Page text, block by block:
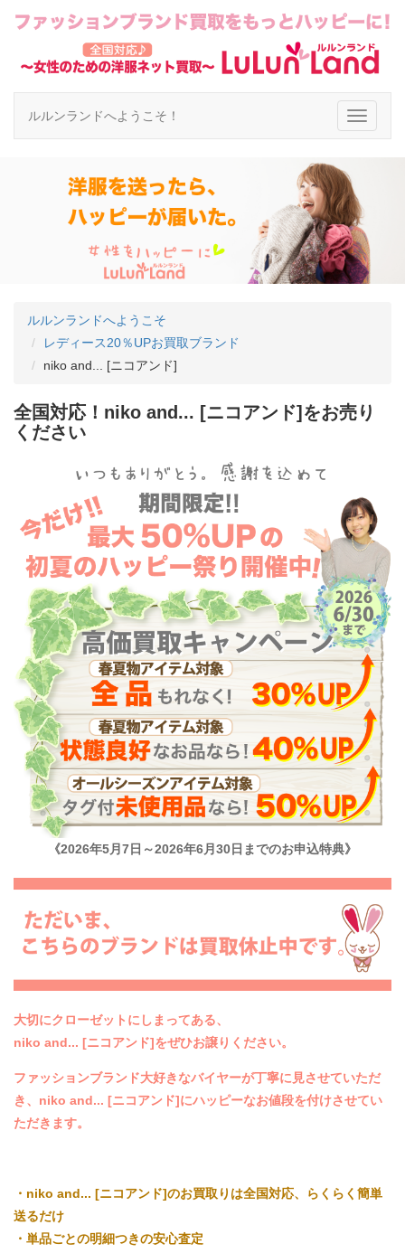
ルルンランドへようこそ！
ルルンランドへようこそ
レディース20％UPお買取ブランド
niko and... [ニコアンド]
全国対応！niko and... [ニコアンド]をお売り
ください
《2026年5月7日～2026年6月30日までのお申込特典》
大切にクローゼットにしまってある、
niko and... [ニコアンド]をぜひお譲りください。
ファッションブランド大好きなバイヤーが丁寧に見させていただ
き、niko and... [ニコアンド]にハッピーなお値段を付けさせてい
ただきます。
・niko and... [ニコアンド]のお買取りは全国対応、らくらく簡単
送るだけ
・単品ごとの明細つきの安心査定